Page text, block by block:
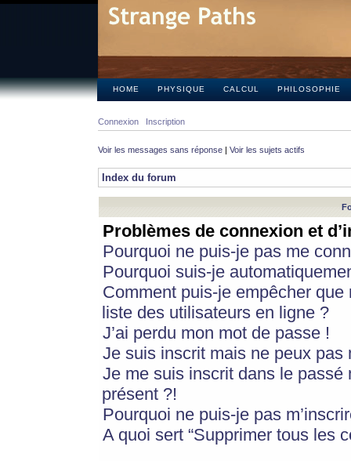
HOME PHYSIQUE CALCUL PHILOSOPHIE
Connexion Inscription
Voir les messages sans réponse | Voir les sujets actifs
Index du forum
Problèmes de connexion et
Pourquoi ne puis-je pas me
Pourquoi suis-je
Comment puis-je empêcher
liste des utilisateurs en ligne ?
J’ai perdu mon mot de passe !
Je suis inscrit mais ne peux pas
Je me suis inscrit dans le
présent ?!
Pourquoi ne puis-je pas
A quoi sert “Supprimer tous les